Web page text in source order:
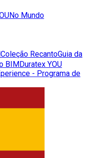
No Mundo
Coleção RecantoGuia da
BIMDuratex YOU
- Programa de